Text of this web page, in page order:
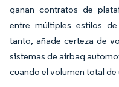
ganan contratos de
entre múltiples estilos
tanto, añade certeza de
sistemas de airbag
cuando el volumen total